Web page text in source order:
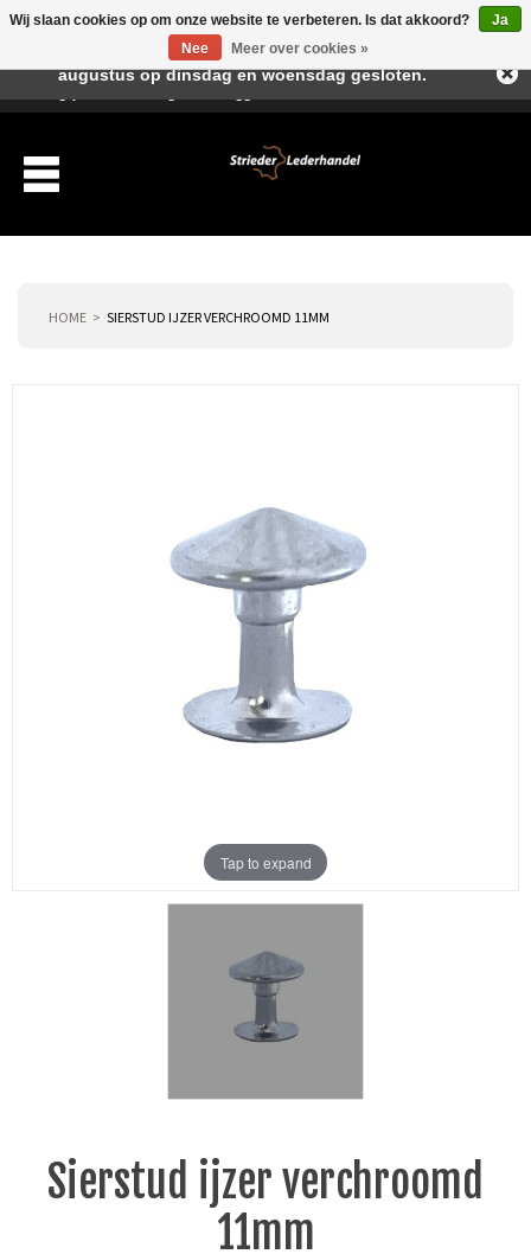
HOME SIERSTUD IJZER VERCHROOMD 11MM
Tap to expand
Sierstud ijzer verchroomd
11mm
Wij slaan cookies op om onze website te verbeteren. Is dat akkoord?
Ja
Nee
Meer over cookies »
Beste klant, I.v.m. de vakantieperiode zijn wij in juli en
augustus op dinsdag en woensdag gesloten.